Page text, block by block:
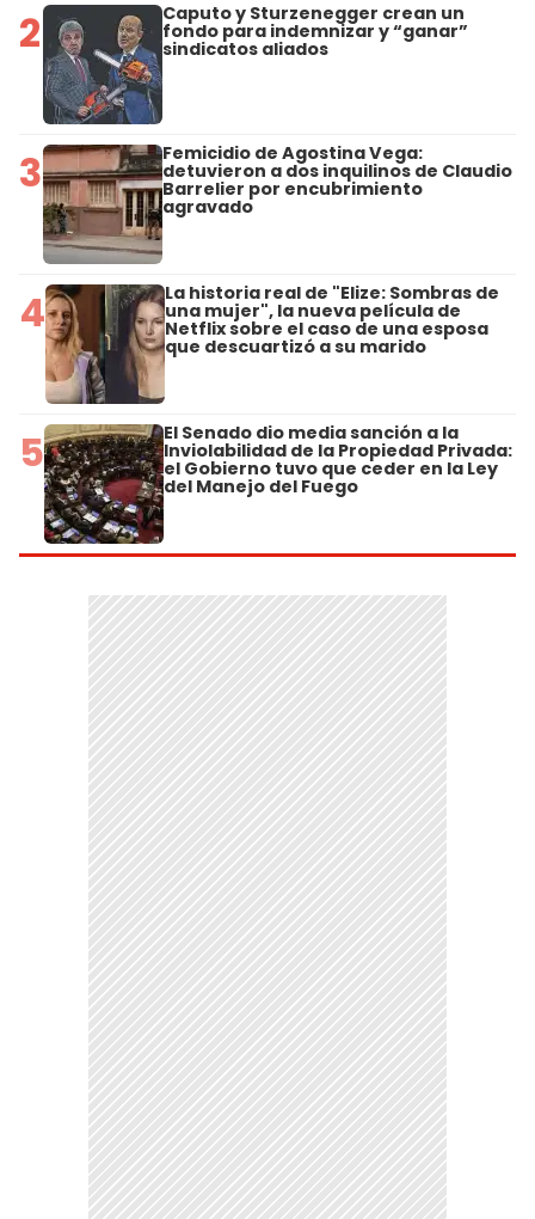
2 Caputo y Sturzenegger crean un
fondo para indemnizar y “ganar”
sindicatos aliados
3 Femicidio de Agostina Vega:
detuvieron a dos inquilinos de Claudio
Barrelier por encubrimiento
agravado
4 La historia real de "Elize: Sombras de
una mujer", la nueva película de
Netflix sobre el caso de una esposa
que descuartizó a su marido
5 El Senado dio media sanción a la
Inviolabilidad de la Propiedad Privada:
el Gobierno tuvo que ceder en la Ley
del Manejo del Fuego